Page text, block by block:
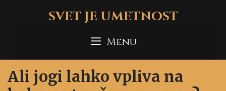
SVET JE UMETNOST
Menu
Ali jogi lahko vpliva na